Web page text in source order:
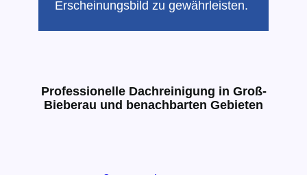
Erscheinungsbild zu gewährleisten.
Professionelle Dachreinigung in Groß-
Bieberau und benachbarten Gebieten